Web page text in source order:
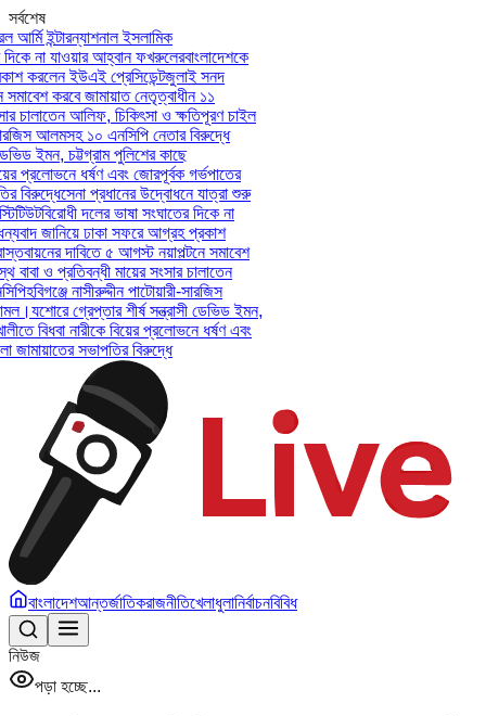
সর্বশেষ
ইন্টারন্যাশনাল ইসলামিক
না যাওয়ার আহ্বান ফখরুলেরবাংলাদেশকে
করলেন ইউএই প্রেসিডেন্টজুলাই সনদ
করবে জামায়াত নেতৃত্বাধীন ১১
আলিফ, চিকিৎসা ও ক্ষতিপূরণ চাইল
আলমসহ ১০ এনসিপি নেতার বিরুদ্ধে
ইমন, চট্টগ্রাম পুলিশের কাছে
প্রলোভনে ধর্ষণ এবং জোরপূর্বক গর্ভপাতের
সেনা প্রধানের উদ্বোধনে যাত্রা শুরু
বিরোধী দলের ভাষা সংঘাতের দিকে না
জানিয়ে ঢাকা সফরে আগ্রহ প্রকাশ
দাবিতে ৫ আগস্ট নয়াপল্টনে সমাবেশ
ও প্রতিবন্ধী মায়ের সংসার চালাতেন
হবিগঞ্জে নাসীরুদ্দীন পাটোয়ারী-সারজিস
যশোরে গ্রেপ্তার শীর্ষ সন্ত্রাসী ডেভিড ইমন,
বিধবা নারীকে বিয়ের প্রলোভনে ধর্ষণ এবং
সভাপতির বিরুদ্ধে
বাংলাদেশআন্তর্জাতিকরাজনীতিখেলাধুলানির্বাচনবিবিধ
নিউজ
পড়া হচ্ছে...